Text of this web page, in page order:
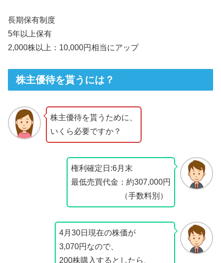
長期保有制度
5年以上保有
2,000株以上：10,000円相当にアップ
株主優待を貰うには？
株主優待を貰うために、
いくら必要ですか？
権利確定日:6月末
最低売買代金：約307,000円
（手数料別）
4月30日現在の株価が
3,070円なので、
200株購入するとしたら、